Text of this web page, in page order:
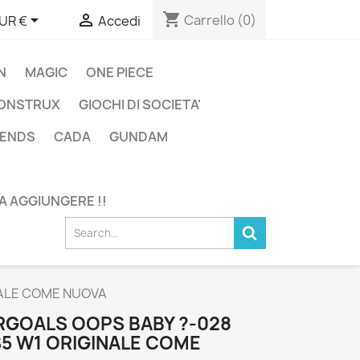
€  Accedi shopping_cart Carrello (0)
MAGIC
ONE PIECE
GIOCHI DI SOCIETA'
CADA
GUNDAM
AGGIUNGERE !!
COME NUOVA
OOPS BABY ?-028
W1 ORIGINALE COME